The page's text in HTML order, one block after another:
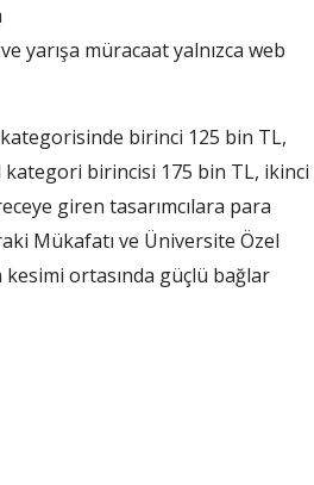
yarışa müracaat yalnızca web
birinci 125 bin TL,
birincisi 175 bin TL, ikinci
giren tasarımcılara para
Mükafatı ve Üniversite Özel
kesimi ortasında güçlü bağlar